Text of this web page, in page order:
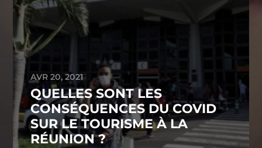
AVR 20, 2021
QUELLES SONT LES
CONSÉQUENCES DU COVID
SUR LE TOURISME À LA
RÉUNION ?